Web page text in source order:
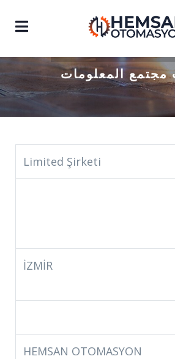
المعلومات
Limited Şirketi
İZMİR
HEMSAN OTOMASYON